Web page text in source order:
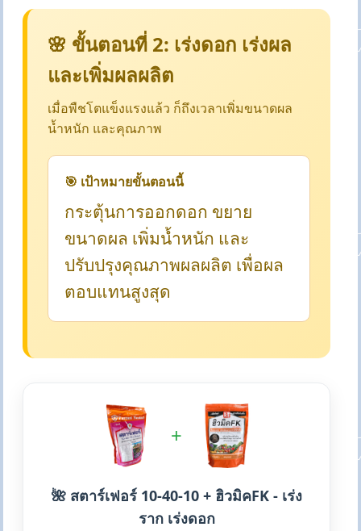
🌸 ขั้นตอนที่ 2: เร่งดอก เร่งผล
และเพิ่มผลผลิต
เมื่อพืชโตแข็งแรงแล้ว ก็ถึงเวลาเพิ่มขนาดผล
น้ำหนัก และคุณภาพ
🎯 เป้าหมายขั้นตอนนี้
กระตุ้นการออกดอก ขยาย
ขนาดผล เพิ่มน้ำหนัก และ
ปรับปรุงคุณภาพผลผลิต เพื่อผล
ตอบแทนสูงสุด
+
🌺 สตาร์เฟอร์ 10-40-10 + ฮิวมิคFK - เร่ง
ราก เร่งดอก